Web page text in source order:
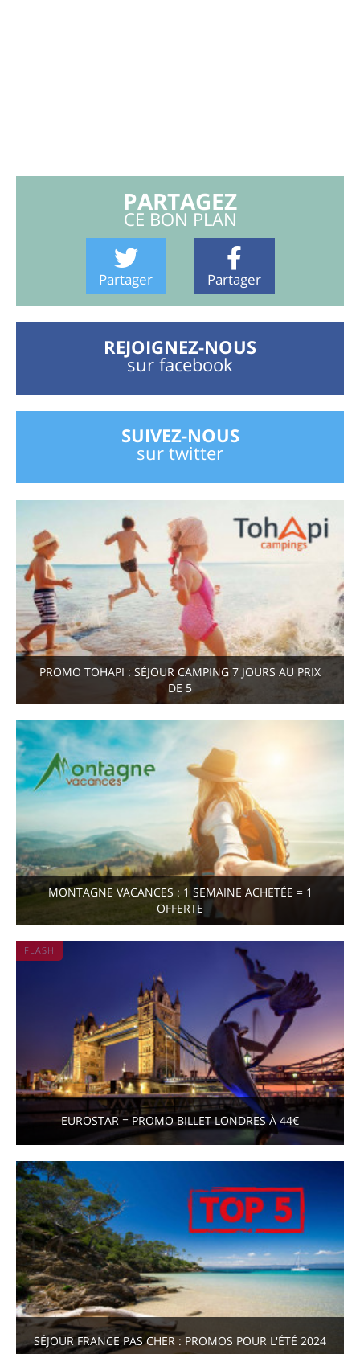
PARTAGEZ
CE BON PLAN
Partager Partager
REJOIGNEZ-NOUS
sur facebook
SUIVEZ-NOUS
sur twitter
PROMO TOHAPI : SÉJOUR CAMPING 7 JOURS AU PRIX
DE 5
MONTAGNE VACANCES : 1 SEMAINE ACHETÉE = 1
OFFERTE
FLASH
EUROSTAR = PROMO BILLET LONDRES À 44€
SÉJOUR FRANCE PAS CHER : PROMOS POUR L'ÉTÉ 2024